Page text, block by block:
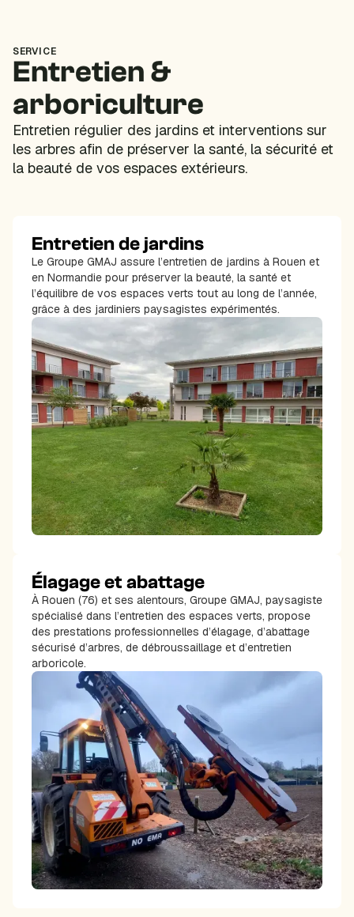
SERVICE
Entretien &
arboriculture
Entretien régulier des jardins et interventions sur
les arbres afin de préserver la santé, la sécurité et
la beauté de vos espaces extérieurs.
Entretien de jardins
Le Groupe GMAJ assure l’entretien de jardins à Rouen et
en Normandie pour préserver la beauté, la santé et
l’équilibre de vos espaces verts tout au long de l’année,
grâce à des jardiniers paysagistes expérimentés.
Élagage et abattage
À Rouen (76) et ses alentours, Groupe GMAJ, paysagiste
spécialisé dans l’entretien des espaces verts, propose
des prestations professionnelles d’élagage, d’abattage
sécurisé d’arbres, de débroussaillage et d’entretien
arboricole.